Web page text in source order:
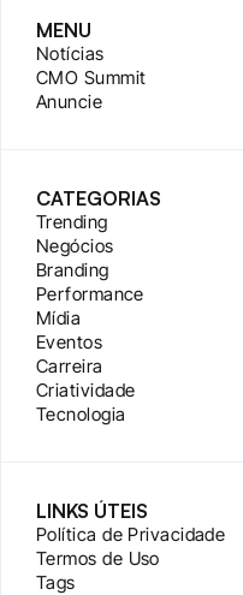
MENU
Notícias
CMO Summit
Anuncie
CATEGORIAS
Trending
Negócios
Branding
Performance
Mídia
Eventos
Carreira
Criatividade
Tecnologia
LINKS ÚTEIS
Política de Privacidade
Termos de Uso
Tags